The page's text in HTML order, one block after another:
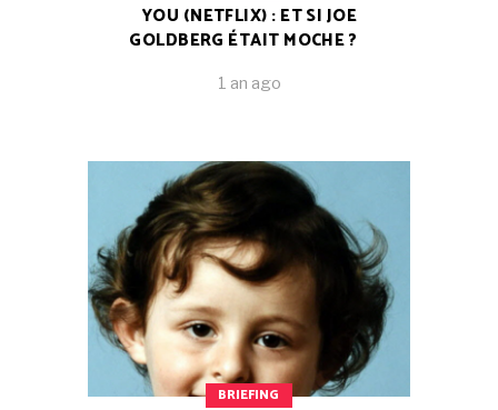
YOU (NETFLIX) : ET SI JOE
GOLDBERG ÉTAIT MOCHE ?
1 an ago
BRIEFING